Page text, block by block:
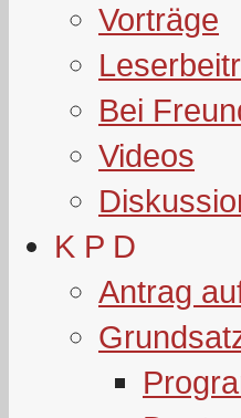
Vorträge
Bei
Videos
K P D
Antrag